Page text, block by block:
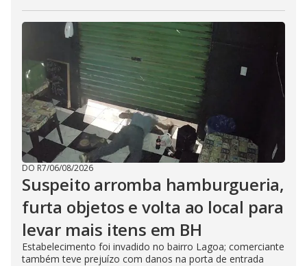
DO R7/06/08/2026
Suspeito arromba hamburgueria,
furta objetos e volta ao local para
levar mais itens em BH
Estabelecimento foi invadido no bairro Lagoa; comerciante
também teve prejuízo com danos na porta de entrada